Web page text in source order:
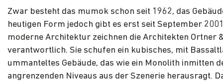
Zwar besteht das mumok schon seit 1962, das
heutigen Form jedoch gibt es erst seit September
moderne Architektur zeichnen die Architekten Ortner
verantwortlich. Sie schufen ein kubisches, mit
ummanteltes Gebäude, das wie ein Monolith inmitten
angrenzenden Niveaus aus der Szenerie herausragt.